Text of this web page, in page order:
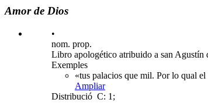
Amor de Dios
•
nom. prop.
Libro apologético atribuido a san
Exemples
«tus palacios que mil. Por lo qual
Ampliar
Distribució C: 1;